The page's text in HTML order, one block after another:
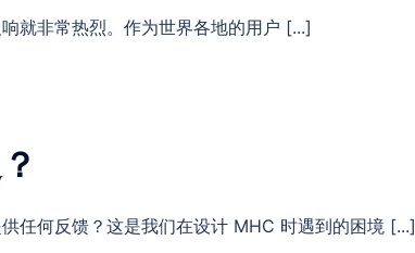
就非常热烈。作为世界各地的用户 [...]
任何反馈？这是我们在设计 MHC 时遇到的困境 [...]